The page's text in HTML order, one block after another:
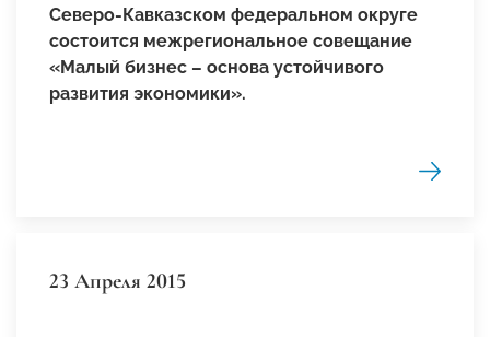
Северо-Кавказском федеральном округе
состоится межрегиональное совещание
«Малый бизнес – основа устойчивого
развития экономики».
23 Апреля 2015